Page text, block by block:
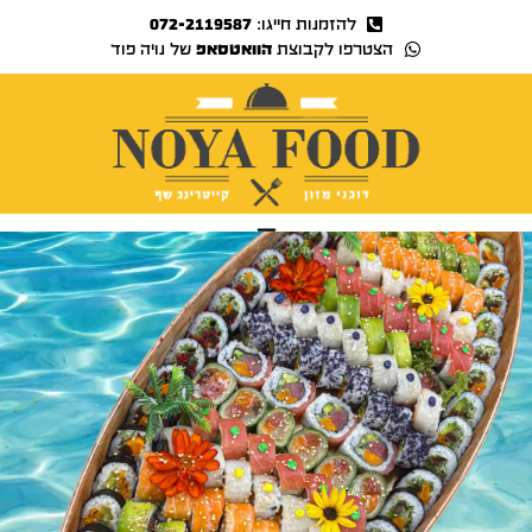
להזמנות חייגו:072-2119587
הצטרפו לקבוצתהוואטסאפ של נויה פוד